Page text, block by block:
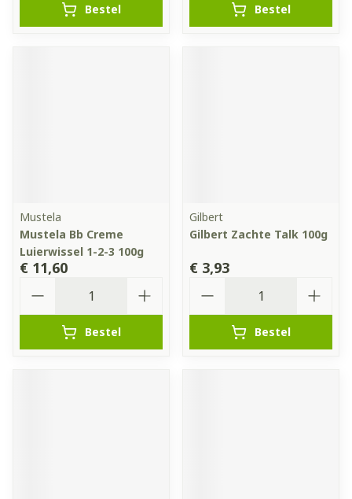
Bestel Bestel
Mustela
Mustela Bb Creme
Luierwissel 1-2-3 100g
€ 11,60
Bestel
Gilbert
Gilbert Zachte Talk 100g
€ 3,93
Bestel